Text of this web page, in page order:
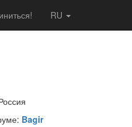
RU
Bagir